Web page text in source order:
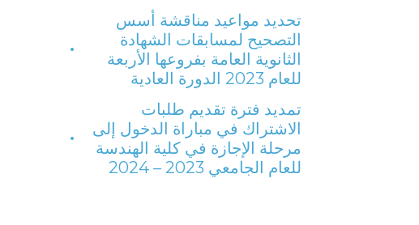
تحديد مواعيد مناقشة أسس
التصحيح لمسابقات الشهادة
الثانوية العامة بفروعها الأربعة
للعام 2023 الدورة العادية
تمديد فترة تقديم طلبات
الاشتراك في مباراة الدخول إلى
مرحلة الإجازة في كلية الهندسة
للعام الجامعي 2023 – 2024